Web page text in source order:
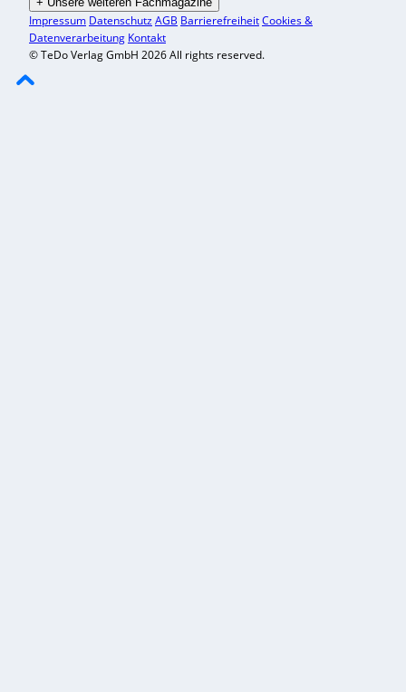
Impressum DatenschutzAGB BarrierefreiheitCookies &
Datenverarbeitung Kontakt
© TeDo Verlag GmbH 2026 All rights reserved.